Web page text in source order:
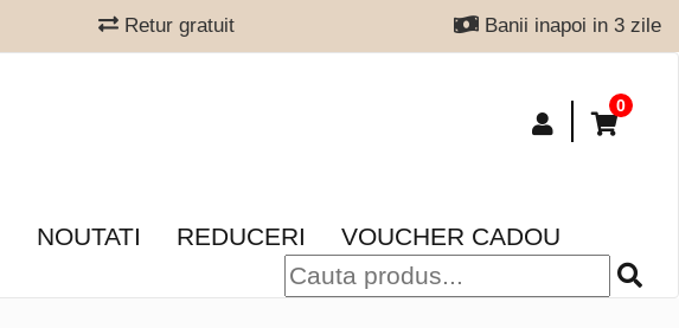
Retur gratuit Banii inapoi in 3 zile
0
NOUTATI REDUCERI VOUCHER CADOU